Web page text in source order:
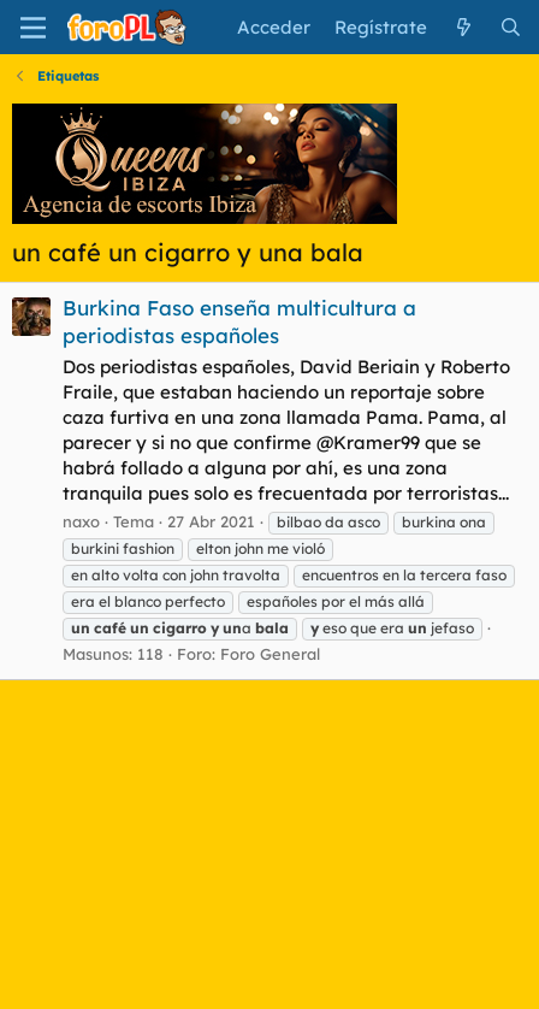
Acceder Regístrate
Etiquetas
un café un cigarro y una bala
Burkina Faso enseña multicultura a
periodistas españoles
Dos periodistas españoles, David Beriain y Roberto
Fraile, que estaban haciendo un reportaje sobre
caza furtiva en una zona llamada Pama. Pama, al
parecer y si no que confirme @Kramer99 que se
habrá follado a alguna por ahí, es una zona
tranquila pues solo es frecuentada por terroristas...
naxo Tema 27 Abr 2021 bilbao da asco
burkina ona
burkini fashion
elton john me violó
en alto volta con john travolta
encuentros en la tercera faso
era el blanco perfecto
españoles por el más allá
un café un cigarro y una bala y eso que era un jefaso
Masunos: 118 Foro: Foro General